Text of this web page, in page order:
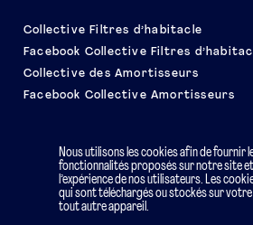
Collective Filtres d’habitacle
Facebook Collective Filtres
Collective des Amortisseurs
Facebook Collective Amortisseurs
Nous utilisons les cookies afin de fournir
fonctionnalités proposés sur notre site
l’expérience de nos utilisateurs. Les
qui sont téléchargés ou stockés sur
tout autre appareil.